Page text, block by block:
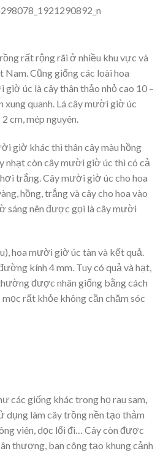
rất rộng rãi ở nhiều khu vực và
Cũng giống các loài hoa
úc là cây thân thảo nhỏ cao 10 –
xung quanh. Lá cây mười giờ úc
cm, mép nguyên.
giờ khác thì thân cây màu hồng
nhạt còn cây mười giờ úc thì có cả
trắng. Cây mười giờ úc cho hoa
hồng, trắng và cây cho hoa vào
sáng nên được gọi là cây mười
hoa mười giờ úc tàn và kết quả.
kính 4 mm. Tuy có quả và hạt,
được nhân giống bằng cách
mọc rất khỏe không cần chăm sóc
các giống khác trong họ rau sam,
làm cây trồng nền tạo thảm
viên, dọc lối đi… Cây còn được
thượng, ban công tạo khung cảnh